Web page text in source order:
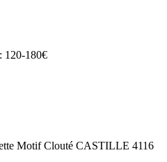
120-180€
Motif Clouté CASTILLE 4116